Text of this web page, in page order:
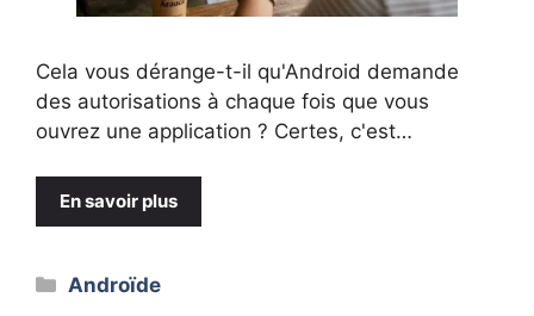
Cela vous dérange-t-il qu'Android demande
des autorisations à chaque fois que vous
ouvrez une application ? Certes, c'est…
En savoir plus
Catégories
Androïde